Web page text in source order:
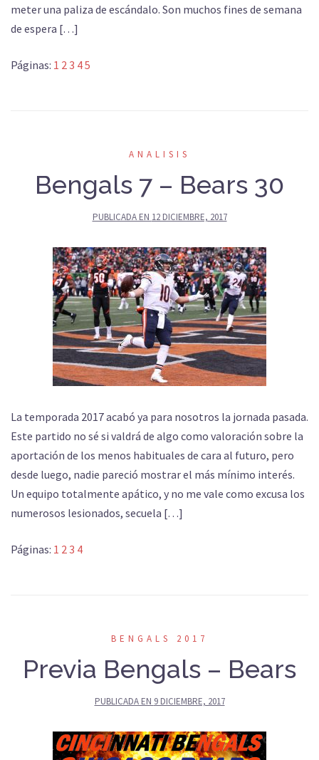
meter una paliza de escándalo. Son muchos fines de semana
de espera […]
Páginas: 1 23 45
ANALISIS
Bengals 7 – Bears 30
PUBLICADA EN 12 DICIEMBRE, 2017
La temporada 2017 acabó ya para nosotros la jornada pasada.
Este partido no sé si valdrá de algo como valoración sobre la
aportación de los menos habituales de cara al futuro, pero
desde luego, nadie pareció mostrar el más mínimo interés.
Un equipo totalmente apático, y no me vale como excusa los
numerosos lesionados, secuela […]
Páginas: 1 23 4
BENGALS 2017
Previa Bengals – Bears
PUBLICADA EN 9 DICIEMBRE, 2017